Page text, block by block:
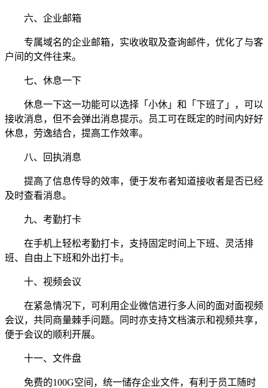
六、企业邮箱
专属域名的企业邮箱，实收收取及查询邮件，优化了与客
户间的文件往来。
七、休息一下
休息一下这一功能可以选择「小休」和「下班了」，可以
接收消息，但不会弹出消息提示。员工可在既定的时间内好好
休息，劳逸结合，提高工作效率。
八、回执消息
提高了信息传导的效率，便于发布者知道接收者是否已经
及时查看消息。
九、考勤打卡
在手机上轻松考勤打卡，支持固定时间上下班、灵活排
班、自由上下班和外出打卡。
十、视频会议
在紧急情况下，可利用企业微信进行多人间的面对面视频
会议，共同商量棘手问题。同时亦支持文档演示和视频共享，
便于会议的顺利开展。
十一、文件盘
免费的100G空间，统一储存企业文件，有利于员工随时